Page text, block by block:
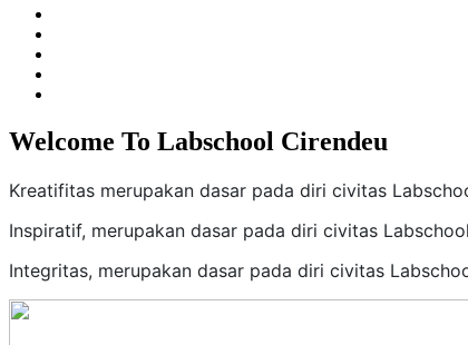
Welcome To Labschool Cirendeu
Kreatifitas merupakan dasar pada diri civitas
Inspiratif, merupakan dasar pada diri civitas
Integritas, merupakan dasar pada diri civitas